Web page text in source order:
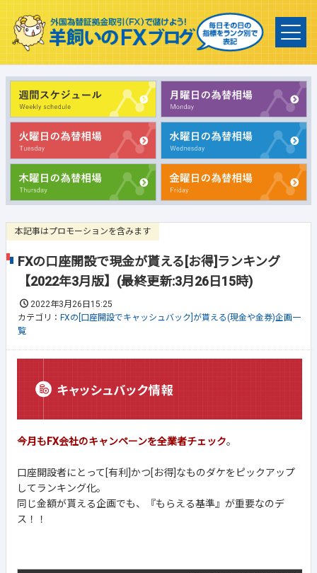
本記事はプロモーションを含みます
FXの口座開設で現金が貰える[お得]ランキング
【2022年3月版】(最終更新:3月26日15時)
2022年3月26日15:25
カテゴリ： FXの[口座開設でキャッシュバック]が貰える(現金や金券)企画一
覧
今月もFX会社のキャンペーンを全業者チェック。
口座開設者にとって[有利]かつ[お得]なものダケをピックアップ
してランキング化。
同じ金額が貰える企画でも、『もらえる基準』が重要なのデ
ス！！